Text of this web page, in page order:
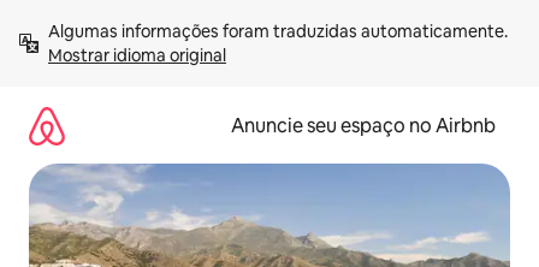
para
Mostrar idioma original
Anuncie seu espaço no Airbnb